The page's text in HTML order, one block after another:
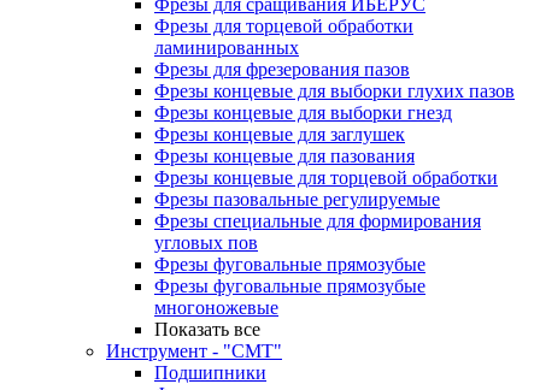
Фрезы для сращивания ИБЕРУС
Фрезы для торцевой обработки
ламинированных
Фрезы для фрезерования пазов
Фрезы концевые для выборки глухих пазов
Фрезы концевые для выборки гнезд
Фрезы концевые для заглушек
Фрезы концевые для пазования
Фрезы концевые для торцевой обработки
Фрезы пазовальные регулируемые
Фрезы специальные для формирования
угловых пов
Фрезы фуговальные прямозубые
Фрезы фуговальные прямозубые
многоножевые
Показать все
Инструмент - "СМТ"
Подшипники